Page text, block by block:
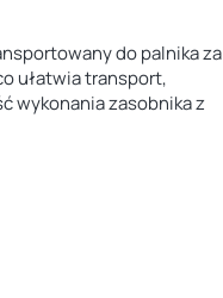
do palnika za
ułatwia transport,
wykonania zasobnika z